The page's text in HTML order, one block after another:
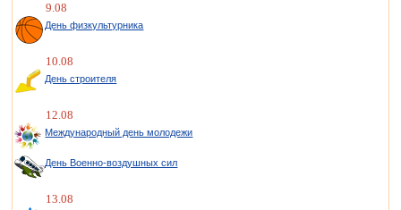
9.08
День физкультурника
10.08
День строителя
12.08
Международный день молодежи
День Военно-воздушных сил
13.08